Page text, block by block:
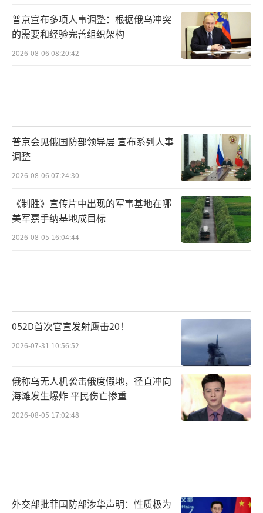
普京宣布多项人事调整：根据俄乌冲突
的需要和经验完善组织架构
2026-08-06 08:20:42
普京会见俄国防部领导层 宣布系列人事
调整
2026-08-06 07:24:30
《制胜》宣传片中出现的军事基地在哪
美军嘉手纳基地成目标
2026-08-05 16:04:44
052D首次官宣发射鹰击20！
2026-07-31 10:56:52
俄称乌无人机袭击俄度假地，径直冲向
海滩发生爆炸 平民伤亡惨重
2026-08-05 17:02:48
外交部批菲国防部涉华声明：性质极为